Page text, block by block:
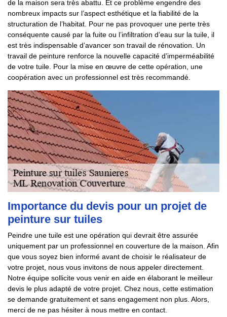
de la maison sera très abattu. Et ce problème engendre des
nombreux impacts sur l’aspect esthétique et la fiabilité de la
structuration de l’habitat. Pour ne pas provoquer une perte très
conséquente causé par la fuite ou l’infiltration d’eau sur la tuile, il
est très indispensable d’avancer son travail de rénovation. Un
travail de peinture renforce la nouvelle capacité d’imperméabilité
de votre tuile. Pour la mise en œuvre de cette opération, une
coopération avec un professionnel est très recommandé.
Importance du devis pour un projet de
peinture sur tuiles
Peindre une tuile est une opération qui devrait être assurée
uniquement par un professionnel en couverture de la maison. Afin
que vous soyez bien informé avant de choisir le réalisateur de
votre projet, nous vous invitons de nous appeler directement.
Notre équipe sollicite vous venir en aide en élaborant le meilleur
devis le plus adapté de votre projet. Chez nous, cette estimation
se demande gratuitement et sans engagement non plus. Alors,
merci de ne pas hésiter à nous mettre en contact.